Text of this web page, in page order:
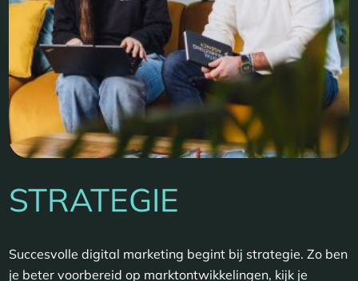
STRATEGIE
Succesvolle digital marketing begint bij strategie. Zo ben
je beter voorbereid op marktontwikkelingen, kijk je